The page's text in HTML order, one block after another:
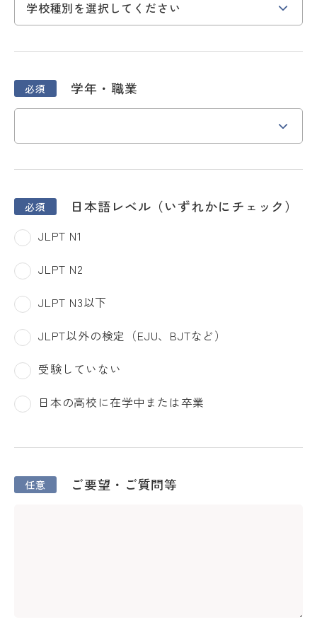
学年・職業
日本語レベル（いずれかにチェック）
JLPT N1
JLPT N2
JLPT N3以下
JLPT以外の検定（EJU、BJTなど）
受験していない
日本の高校に在学中または卒業
ご要望・ご質問等